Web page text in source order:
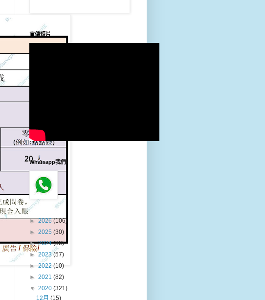
宣傳短片
Whatsapp我們
►2026(106)
► 2025 (30)
►2024(30)
► 2023(57)
► 2022 (10)
► 2021 (82)
▼ 2020 (321)
12月(15)